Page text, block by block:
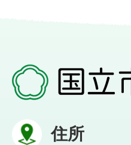
住所